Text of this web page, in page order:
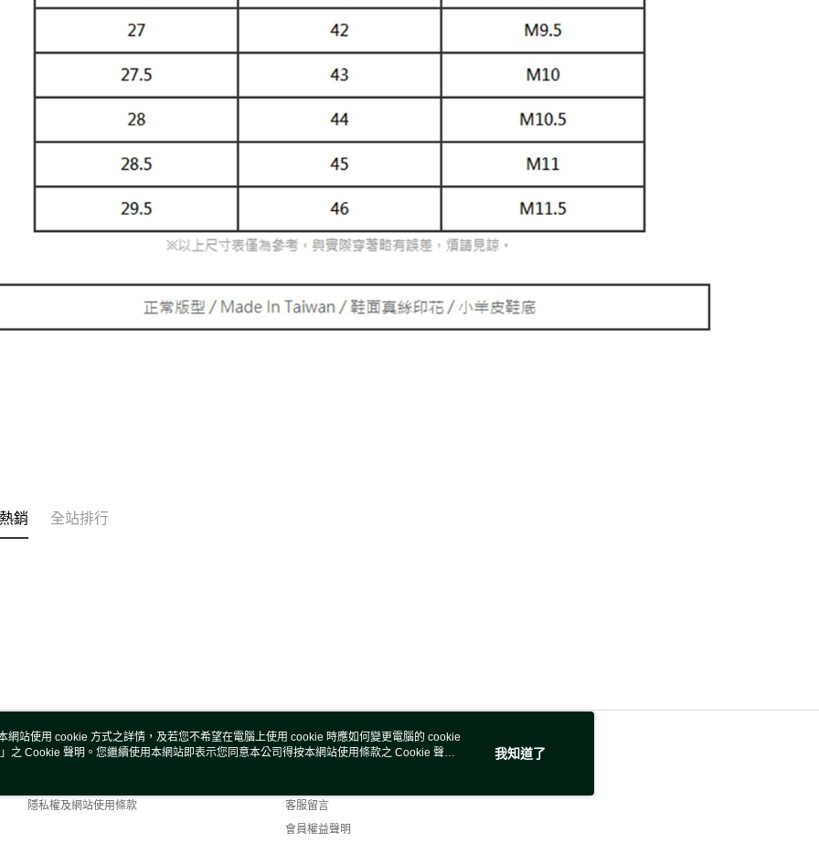
銷 全站排行
關於我們
隱私權及網站使用條款
客服資訊
客服留言
會員權益聲明
網站使用 cookie 方式之詳情，及若您不希望在電腦上使用 cookie 時應如何變更電腦的 cookie
」之 Cookie 聲明。您繼續使用本網站即表示您同意本公司得按本網站使用條款之 Cookie 聲明
我知道了